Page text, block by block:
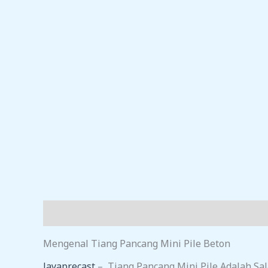
Mengenal Tiang Pancang Mini Pile Beton